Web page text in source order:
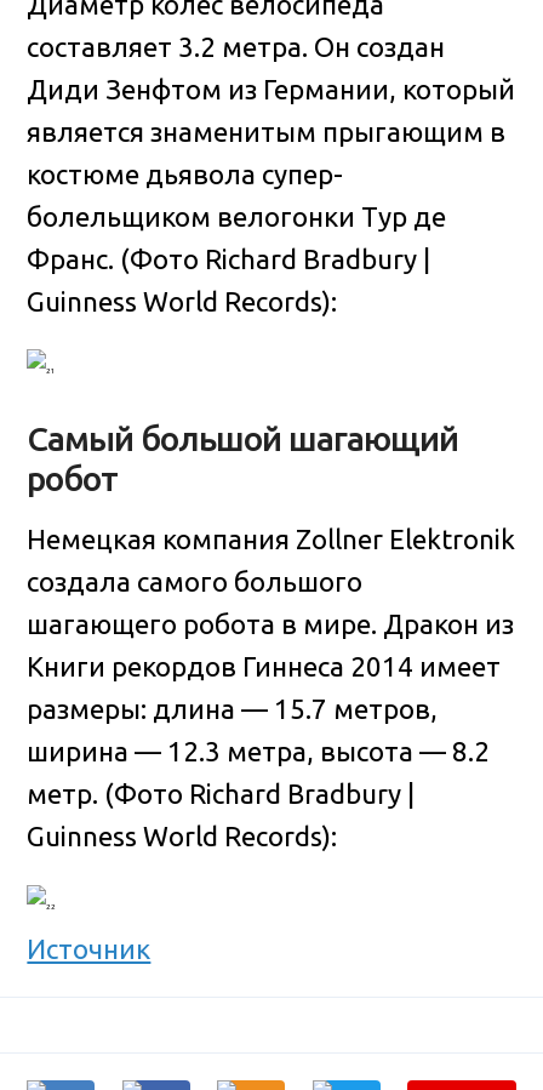
составляет 3.2 метра. Он создан
Диди Зенфтом из Германии, который
является знаменитым прыгающим в
костюме дьявола супер-
болельщиком велогонки Тур де
Франс. (Фото Richard Bradbury |
Guinness World Records):
Самый большой шагающий
робот
Немецкая компания Zollner Elektronik
создала самого большого
шагающего робота в мире. Дракон из
Книги рекордов Гиннеса 2014 имеет
размеры: длина — 15.7 метров,
ширина — 12.3 метра, высота — 8.2
метр. (Фото Richard Bradbury |
Guinness World Records):
Источник